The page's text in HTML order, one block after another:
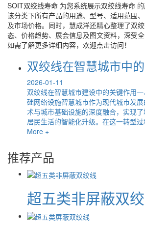
SOIT双绞线寿命 为您系统展示双绞线寿命
该分类下所有产品的用途、型号、适用范围
及市场价格。同时，慧成洋还精心整理了双
态、价格趋势、展会信息及图文资料，深受全
如需了解更多详细内容，欢迎点击访问！
双绞线在智慧城市中
2026-01-11
双绞线在智慧城市建设中的关键作用
础网络设施智慧城市作为现代城市发
术与城市基础设施的深度融合，实现
居民生活的智能化升级。在这一转型
More +
推荐产品
超五类非屏蔽双